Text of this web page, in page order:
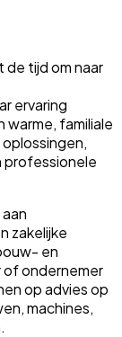
de tijd om naar
ervaring
warme, familiale
professionele
zakelijke
en
of ondernemer
op advies op
machines,